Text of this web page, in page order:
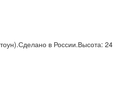
в России.Высота: 24